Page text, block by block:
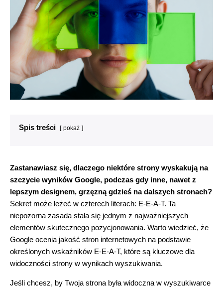
Spis treści pokaż
Zastanawiasz się, dlaczego niektóre strony wyskakują na
szczycie wyników Google, podczas gdy inne, nawet z
lepszym designem, grzęzną gdzieś na dalszych stronach?
Sekret może leżeć w czterech literach: E-E-A-T. Ta
niepozorna zasada stała się jednym z najważniejszych
elementów skutecznego pozycjonowania. Warto wiedzieć, że
Google ocenia jakość stron internetowych na podstawie
określonych wskaźników E-E-A-T, które są kluczowe dla
widoczności strony w wynikach wyszukiwania.
Jeśli chcesz, by Twoja strona była widoczna w wyszukiwarce